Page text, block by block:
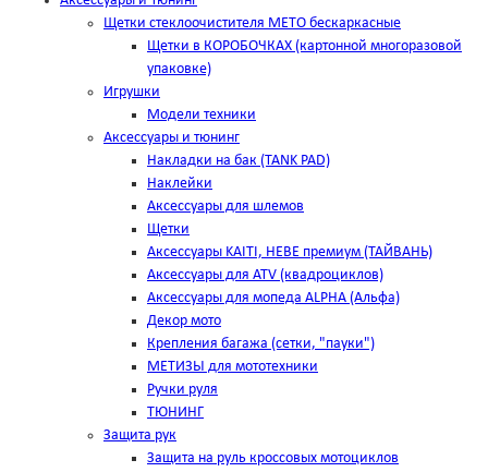
Щетки стеклоочистителя METO бескаркасные
Щетки в КОРОБОЧКАХ (картонной многоразовой
упаковке)
Игрушки
Модели техники
Аксессуары и тюнинг
Накладки на бак (TANK PAD)
Наклейки
Аксессуары для шлемов
Щетки
Аксессуары KAITI, HEBE премиум (ТАЙВАНЬ)
Аксессуары для ATV (квадроциклов)
Аксессуары для мопеда ALPHA (Альфа)
Декор мото
Крепления багажа (сетки, "пауки")
МЕТИЗЫ для мототехники
Ручки руля
ТЮНИНГ
Защита рук
Защита на руль кроссовых мотоциклов